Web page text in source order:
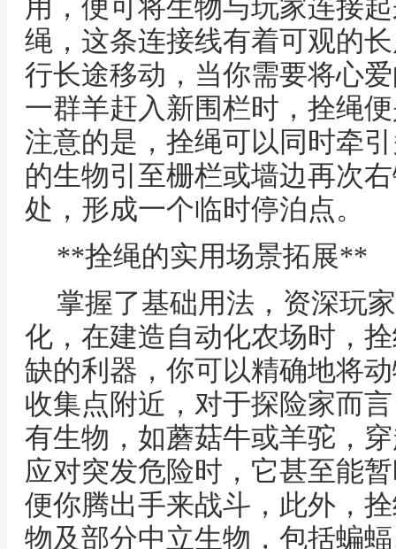
用，便可将生物与玩家连接
绳，这条连接线有着可观的
行长途移动，当你需要将心
一群羊赶入新围栏时，拴绳
注意的是，拴绳可以同时牵
的生物引至栅栏或墙边再次
处，形成一个临时停泊点。
**拴绳的实用场景拓展**
掌握了基础用法，资深玩
化，在建造自动化农场时，
缺的利器，你可以精确地将
收集点附近，对于探险家而
有生物，如蘑菇牛或羊驼，
应对突发危险时，它甚至能
便你腾出手来战斗，此外，
物及部分中立生物，包括蝙